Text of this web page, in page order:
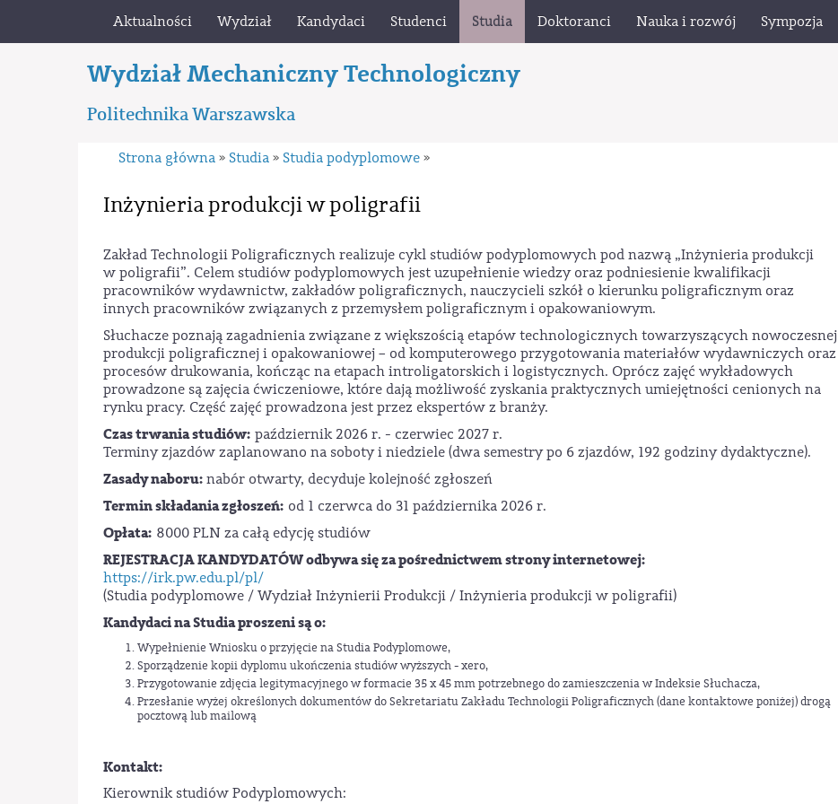
Aktualności Wydział Kandydaci Studenci Studia Doktoranci Nauka i rozwój Sympozja
Wydział Mechaniczny Technologiczny
Politechnika Warszawska
Strona główna » Studia » Studia podyplomowe »
Inżynieria produkcji w poligrafii
Zakład Technologii Poligraficznych realizuje cykl studiów podyplomowych pod nazwą „Inżynieria produkcji
w poligrafii”. Celem studiów podyplomowych jest uzupełnienie wiedzy oraz podniesienie kwalifikacji
pracowników wydawnictw, zakładów poligraficznych, nauczycieli szkół o kierunku poligraficznym oraz
innych pracowników związanych z przemysłem poligraficznym i opakowaniowym.
Słuchacze poznają zagadnienia związane z większością etapów technologicznych towarzyszących nowoczesnej
produkcji poligraficznej i opakowaniowej – od komputerowego przygotowania materiałów wydawniczych oraz
procesów drukowania, kończąc na etapach introligatorskich i logistycznych. Oprócz zajęć wykładowych
prowadzone są zajęcia ćwiczeniowe, które dają możliwość zyskania praktycznych umiejętności cenionych na
rynku pracy. Część zajęć prowadzona jest przez ekspertów z branży.
Czas trwania studiów: październik 2026 r. - czerwiec 2027 r.
Terminy zjazdów zaplanowano na soboty i niedziele (dwa semestry po 6 zjazdów, 192 godziny dydaktyczne).
Zasady naboru: nabór otwarty, decyduje kolejność zgłoszeń
Termin składania zgłoszeń: od 1 czerwca do 31 października 2026 r.
Opłata: 8000 PLN za całą edycję studiów
REJESTRACJA KANDYDATÓW odbywa się za pośrednictwem strony internetowej:
https://irk.pw.edu.pl/pl/
(Studia podyplomowe / Wydział Inżynierii Produkcji / Inżynieria produkcji w poligrafii)
Kandydaci na Studia proszeni są o:
Wypełnienie Wniosku o przyjęcie na Studia Podyplomowe,
Sporządzenie kopii dyplomu ukończenia studiów wyższych - xero,
Przygotowanie zdjęcia legitymacyjnego w formacie 35 x 45 mm potrzebnego do zamieszczenia w Indeksie Słuchacza,
Przesłanie wyżej określonych dokumentów do Sekretariatu Zakładu Technologii Poligraficznych (dane kontaktowe poniżej) drogą
pocztową lub mailową
Kontakt:
Kierownik studiów Podyplomowych: